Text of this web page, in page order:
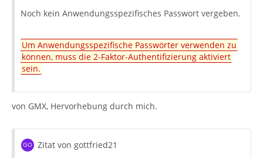
Noch kein Anwendungsspezifisches Passwort vergeben.
Um Anwendungsspezifische Passwörter verwenden zu
können, muss die 2-Faktor-Authentifizierung aktiviert
sein.
von GMX, Hervorhebung durch mich.
Zitat von gottfried21